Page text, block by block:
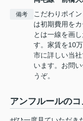
備考
こだわりポイ
は初期費用を
とは一線を画
す。家賃を10
市に詳しい当
います。お問
うぞ。
アンフルールの